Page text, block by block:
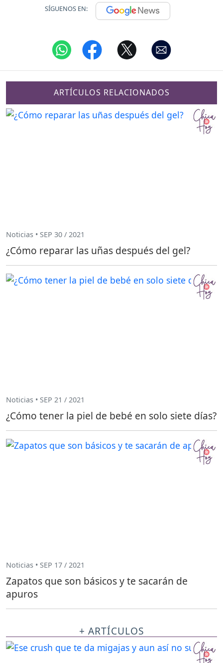
SÍGUENOS EN:
ARTÍCULOS RELACIONADOS
Noticias • SEP 30 / 2021
¿Cómo reparar las uñas después del gel?
Noticias • SEP 21 / 2021
¿Cómo tener la piel de bebé en solo siete días?
Noticias • SEP 17 / 2021
Zapatos que son básicos y te sacarán de
apuros
+ ARTÍCULOS